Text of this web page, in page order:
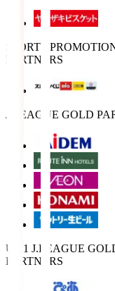
SPORTS
PARTNERS
J.LEAGUE GOLD
U-21 J.LEAGUE
PARTNERS